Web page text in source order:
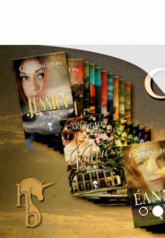
InhaltVorherige